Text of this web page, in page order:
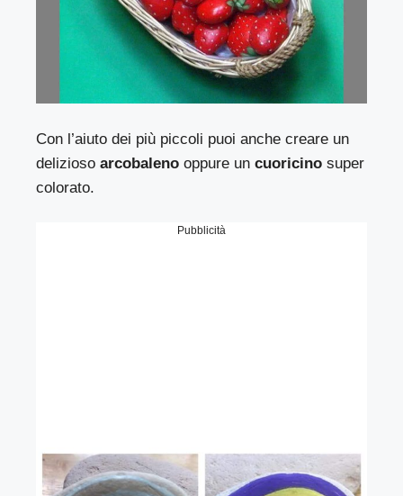
Con l’aiuto dei più piccoli puoi anche creare un
deliziosoarcobaleno oppure un cuoricino super
colorato.
Pubblicità